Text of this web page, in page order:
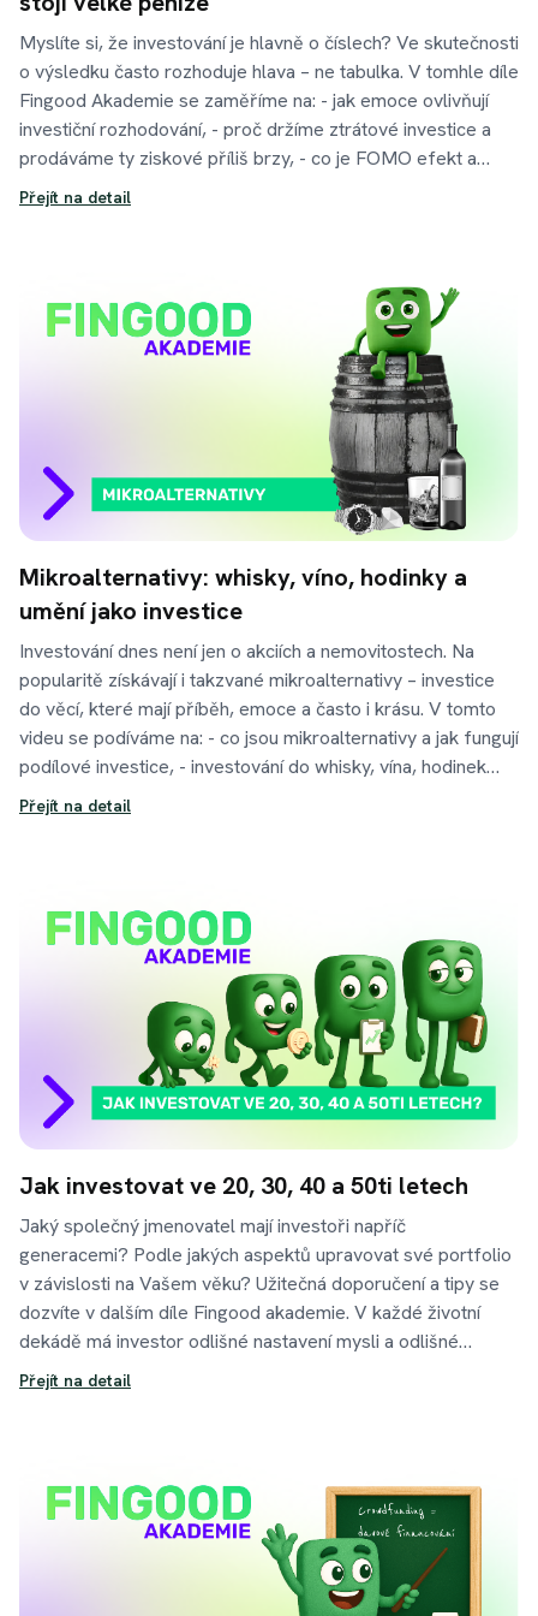
Myslíte si, že investování je hlavně o číslech? Ve skutečnosti
o výsledku často rozhoduje hlava – ne tabulka. V tomhle díle
Fingood Akademie se zaměříme na: - jak emoce ovlivňují
investiční rozhodování, - proč držíme ztrátové investice a
prodáváme ty ziskové příliš brzy, - co je FOMO efekt a
panika při propadech, - a proč je největším rizikem pro
sprint ani soutěž s ostatními. Je to maraton trpělivosti, ve
kterém vítězí klid. Někdy je totiž to nejlepší rozhodnutí…
Přejít na detail
Mikroalternativy: whisky, víno, hodinky a
umění jako investice
Investování dnes není jen o akciích a nemovitostech. Na
popularitě získávají i takzvané mikroalternativy – investice
do věcí, které mají příběh, emoce a často i krásu. V tomto
videu se podíváme na: - co jsou mikroalternativy a jak fungují
podílové investice, - investování do whisky, vína, hodinek
nebo umění, - jaká rizika s sebou exotické investice nesou, -
tématu a rozumném doplnění portfolia. Kolik z portfolia do
nich patří? Zhruba do 5 % – jako zpestření, ne základ.
Přejít na detail
Jak investovat ve 20, 30, 40 a 50ti letech
Jaký společný jmenovatel mají investoři napříč
generacemi? Podle jakých aspektů upravovat své portfolio
v závislosti na Vašem věku? Užitečná doporučení a tipy se
dozvíte v dalším díle Fingood akademie. V každé životní
dekádě má investor odlišné nastavení mysli a odlišné
možnosti, jak časové, tak finanční. Podle toho se také mění
novém dílu Fingood akademie.
Přejít na detail